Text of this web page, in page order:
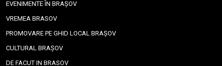
EVENIMENTE ÎN BRAȘOV
VREMEA BRASOV
PROMOVARE PE GHID LOCAL BRAȘOV
CULTURAL BRAȘOV
DE FACUT IN BRASOV